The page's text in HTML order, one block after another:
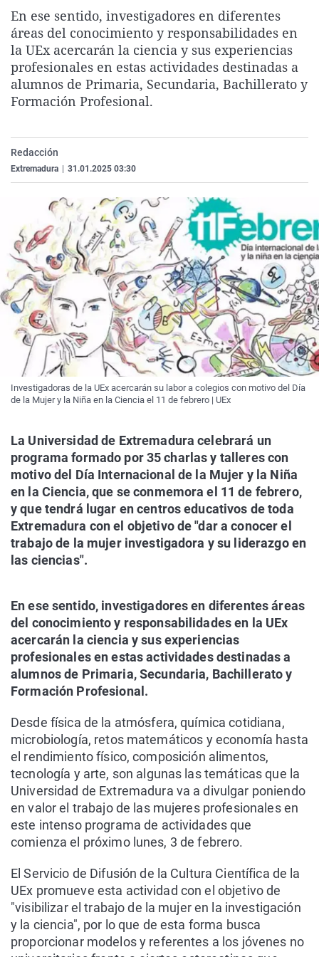
La rosa de los vientos
Gente viajera
Como el perro y el
Caso
Retornados
Equipo de
Operación Viuda
Extremadura
Galicia
La Rioja
Navarra
Virales
Televisión
Elecciones
En ese sentido, investigadores en diferentes
áreas del conocimiento y responsabilidades en
la UEx acercarán la ciencia y sus experiencias
profesionales en estas actividades destinadas a
alumnos de Primaria, Secundaria, Bachillerato y
Formación Profesional.
Redacción
Extremadura 31.01.2025 03:30
Investigadoras de la UEx acercarán su labor a colegios con motivo del Día
de la Mujer y la Niña en la Ciencia el 11 de febrero | UEx
La Universidad de Extremadura celebrará un
programa formado por 35 charlas y talleres con
motivo del Día Internacional de la Mujer y la Niña
en la Ciencia, que se conmemora el 11 de febrero,
y que tendrá lugar en centros educativos de toda
Extremadura con el objetivo de "dar a conocer el
trabajo de la mujer investigadora y su liderazgo en
las ciencias".
En ese sentido, investigadores en diferentes áreas
del conocimiento y responsabilidades en la UEx
acercarán la ciencia y sus experiencias
profesionales en estas actividades destinadas a
alumnos de Primaria, Secundaria, Bachillerato y
Formación Profesional.
Desde física de la atmósfera, química cotidiana,
microbiología, retos matemáticos y economía hasta
el rendimiento físico, composición alimentos,
tecnología y arte, son algunas las temáticas que la
Universidad de Extremadura va a divulgar poniendo
en valor el trabajo de las mujeres profesionales en
este intenso programa de actividades que
comienza el próximo lunes, 3 de febrero.
El Servicio de Difusión de la Cultura Científica de la
UEx promueve esta actividad con el objetivo de
"visibilizar el trabajo de la mujer en la investigación
y la ciencia", por lo que de esta forma busca
proporcionar modelos y referentes a los jóvenes no